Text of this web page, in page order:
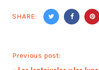
SHARE:
Previous post: